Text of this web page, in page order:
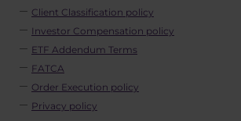
Client Classification policy
Investor Compensation policy
ETF Addendum Terms
FATCA
Order Execution policy
Privacy policy